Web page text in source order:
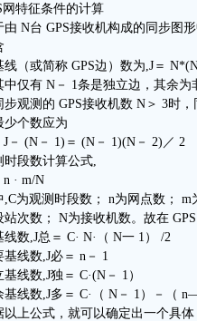
网特征条件的计算
由 N台 GPS接收机构成的同步图
线（或简称 GPS边）数为,J＝
中仅有 N－ 1条是独立边，其余为
步观测的 GPS接收机数 N＞ 3时
少个数应为
J－ (N－ 1)＝ (N－ 1)(N－ 2)／ 2
时段数计算公式,
n · m/N
,C为观测时段数； n为网点数； m
站次数； N为接收机数。故在
线数,J总＝ C· N·（ N一 1） /2
基线数,J必＝ n－ 1
基线数,J独＝ C·(N－ 1）
基线数,J多＝ C·（ N－ 1）－（ n—
以上公式，就可以确定出一个具体